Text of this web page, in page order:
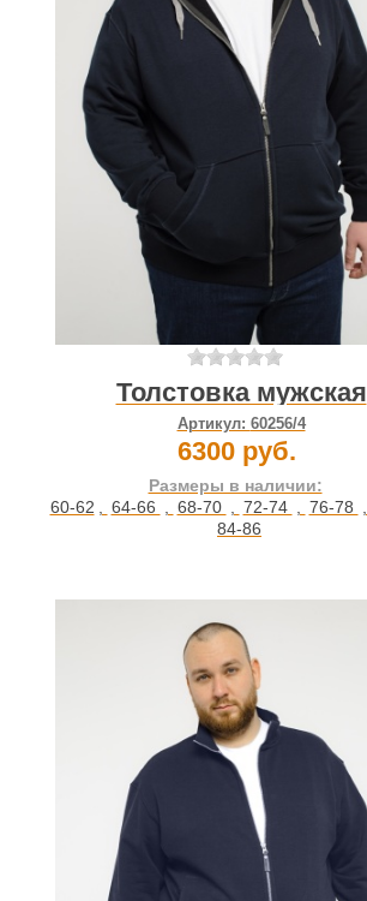
Толстовка мужская
Артикул: 60256/4
6300 руб.
Размеры в наличии:
60-62 , 64-66 , 68-70 , 72-74 , 76-78 ,
84-86